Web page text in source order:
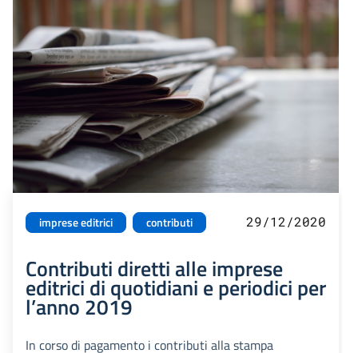
imprese editrici contributi 29/12/2020
Contributi diretti alle imprese
editrici di quotidiani e periodici per
l’anno 2019
In corso di pagamento i contributi alla stampa